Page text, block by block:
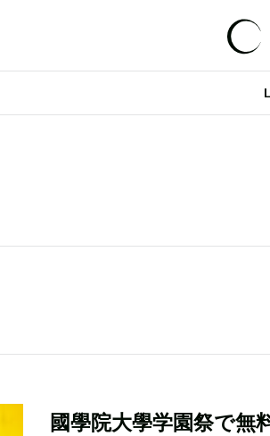
國學院大學学園祭で